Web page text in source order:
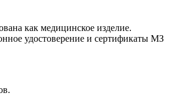
как медицинское изделие.
удостоверение и сертификаты МЗ